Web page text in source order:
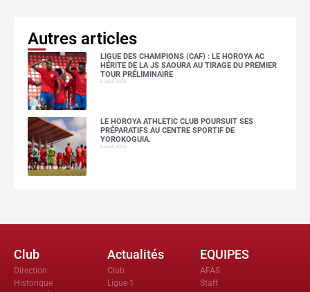
Autres articles
LIGUE DES CHAMPIONS (CAF) : LE HOROYA AC
HÉRITE DE LA JS SAOURA AU TIRAGE DU PREMIER
TOUR PRÉLIMINAIRE
6 août 2026
LE HOROYA ATHLETIC CLUB POURSUIT SES
PRÉPARATIFS AU CENTRE SPORTIF DE
YOROKOGUIA.
6 août 2026
Club
Direction
Historique
Actualités
Club
Ligue 1
EQUIPES
AFAS
Staff